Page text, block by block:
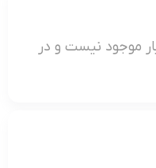
موجود نیست و در